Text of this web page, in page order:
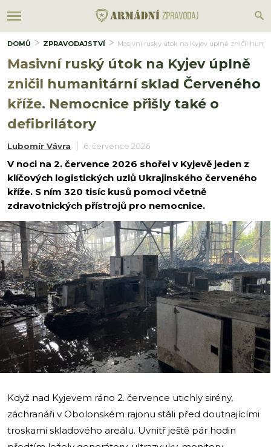
DOMŮ ZPRAVODAJSTVÍ Masivní ruský útok na Kyjev úplně zničil
Masivní ruský útok na Kyjev úplně
zničil humanitární sklad Červeného
kříže. Nemocnice přišly také o
defibrilátory
Lubomír Vávra 6. července 2026
V noci na 2. července 2026 shořel v Kyjevě jeden z
klíčových logistických uzlů Ukrajinského červeného
kříže. S ním 320 tisíc kusů pomoci včetně
zdravotnických přístrojů pro nemocnice.
i
Když nad Kyjevem ráno 2. července utichly sirény,
záchranáři v Obolonském rajonu stáli před doutnajícími
troskami skladového areálu. Uvnitř ještě pár hodin